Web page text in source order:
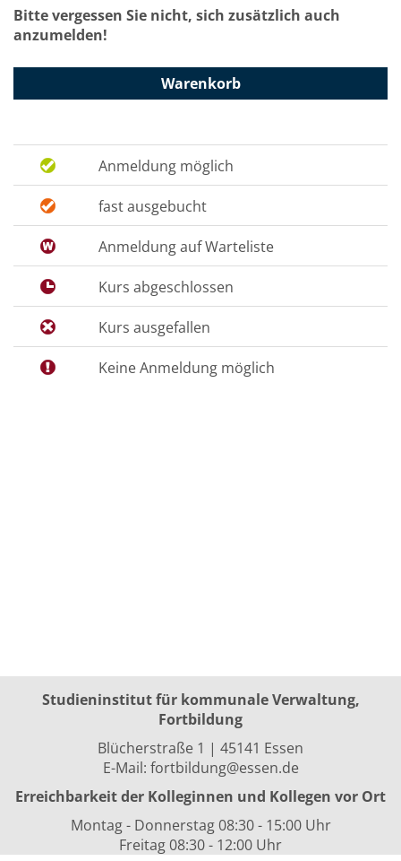
Bitte vergessen Sie nicht, sich zusätzlich auch
anzumelden!
Warenkorb
Anmeldung möglich
fast ausgebucht
Anmeldung auf Warteliste
Kurs abgeschlossen
Kurs ausgefallen
Keine Anmeldung möglich
Studieninstitut für kommunale Verwaltung,
Fortbildung
Blücherstraße 1 | 45141 Essen
E-Mail: fortbildung@essen.de
Erreichbarkeit der Kolleginnen und Kollegen vor Ort
Montag - Donnerstag 08:30 - 15:00 Uhr
Freitag 08:30 - 12:00 Uhr